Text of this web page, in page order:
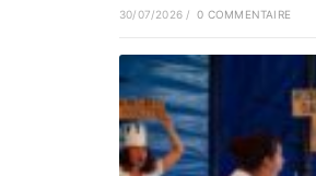
30/07/2026 / 0 COMMENTAIRE